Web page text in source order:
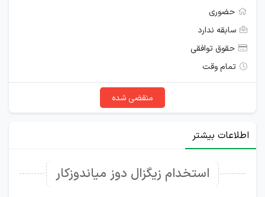
حضوری
سابقه ندارد
حقوق توافقی
تمام وقت
منقضی شده
اطلاعات بیشتر
استخدام زیگزال دوز میاندوزکار